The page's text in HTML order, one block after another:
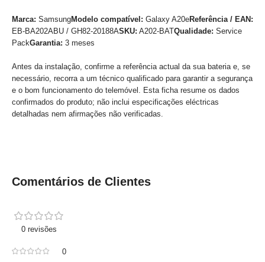
Marca: SamsungModelo compatível: Galaxy A20eReferência / EAN:
EB-BA202ABU / GH82-20188ASKU: A202-BATQualidade: Service
PackGarantia: 3 meses
Antes da instalação, confirme a referência actual da sua bateria e, se
necessário, recorra a um técnico qualificado para garantir a segurança
e o bom funcionamento do telemóvel. Esta ficha resume os dados
confirmados do produto; não inclui especificações eléctricas
detalhadas nem afirmações não verificadas.
Comentários de Clientes
0 revisões
0